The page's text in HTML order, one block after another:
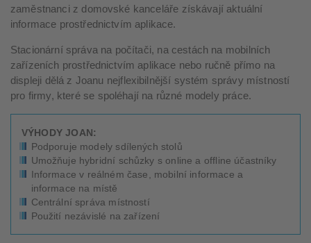
zaměstnanci z domovské kanceláře získávají aktuální
informace prostřednictvím aplikace.
Stacionární správa na počítači, na cestách na mobilních
zařízeních prostřednictvím aplikace nebo ručně přímo na
displeji dělá z Joanu nejflexibilnější systém správy místností
pro firmy, které se spoléhají na různé modely práce.
VÝHODY JOAN:
Podporuje modely sdílených stolů
Umožňuje hybridní schůzky s online a offline účastníky
Informace v reálném čase, mobilní informace a
informace na místě
Centrální správa místností
Použití nezávislé na zařízení